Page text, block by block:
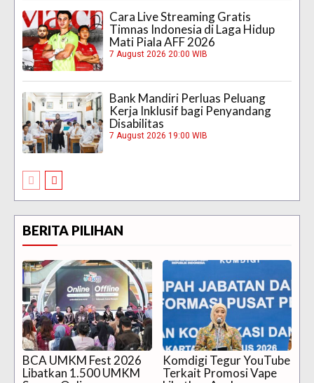
Cara Live Streaming Gratis
Timnas Indonesia di Laga Hidup
Mati Piala AFF 2026
7 August 2026 20:00 WIB
Bank Mandiri Perluas Peluang
Kerja Inklusif bagi Penyandang
Disabilitas
7 August 2026 19:00 WIB
BERITA PILIHAN
BCA UMKM Fest 2026
Libatkan 1.500 UMKM
Komdigi Tegur YouTube
Terkait Promosi Vape